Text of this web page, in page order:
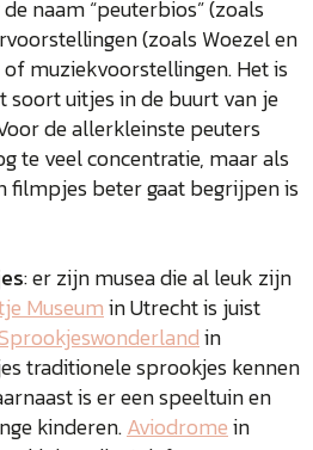
naam “peuterbios” (zoals
(zoals Woezel en
muziekvoorstellingen. Het is
soort uitjes in de buurt van je
de allerkleinste peuters
te veel concentratie, maar als
filmpjes beter gaat begrijpen is
: er zijn musea die al leuk zijn
Museumin Utrecht is juist
in
traditionele sprookjes kennen
is er een speeltuin en
kinderen.Aviodromein